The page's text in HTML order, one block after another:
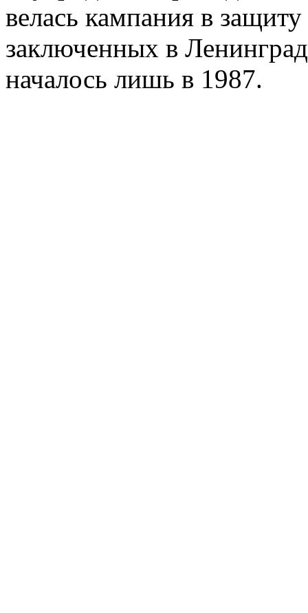
велась кампания в
заключенных в
началось лишь в 1987.